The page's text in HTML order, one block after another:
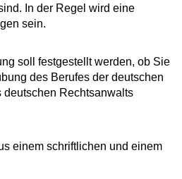
In der Regel wird eine
sein.
soll festgestellt werden, ob Sie
des Berufes der deutschen
deutschen Rechtsanwalts
einem schriftlichen und einem